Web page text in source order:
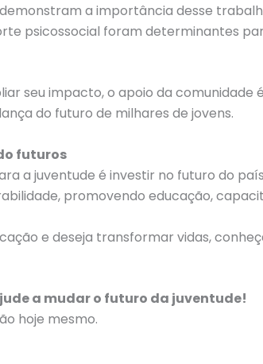
a importância desse
psicossocial foram determinantes
seu impacto, o apoio da comunidade
do futuro de milhares de jovens.
futuros
a juventude é investir no futuro do
promovendo educação,
e deseja transformar vidas,
a mudar o futuro da juventude!
hoje mesmo.